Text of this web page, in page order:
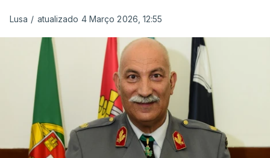
Lusa / atualizado 4 Março 2026, 12:55